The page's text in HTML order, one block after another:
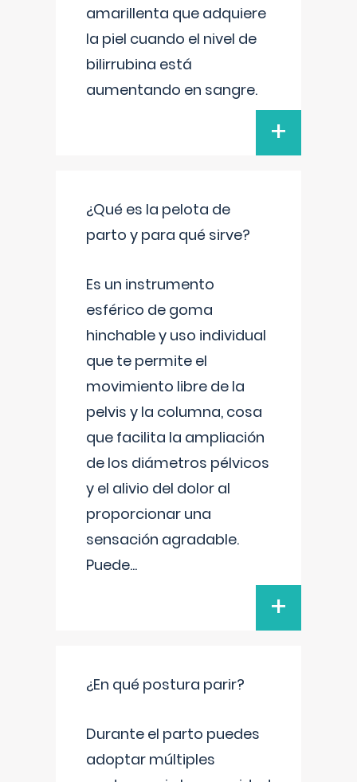
amarillenta que adquiere
la piel cuando el nivel de
bilirrubina está
aumentando en sangre.
+
¿Qué es la pelota de
parto y para qué sirve?
Es un instrumento
esférico de goma
hinchable y uso individual
que te permite el
movimiento libre de la
pelvis y la columna, cosa
que facilita la ampliación
de los diámetros pélvicos
y el alivio del dolor al
proporcionar una
sensación agradable.
Puede...
+
¿En qué postura parir?
Durante el parto puedes
adoptar múltiples